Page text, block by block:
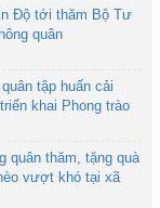
Độ tới thăm Bộ Tư
quân
tập huấn cải
khai Phong trào
quân thăm, tặng quà
vượt khó tại xã